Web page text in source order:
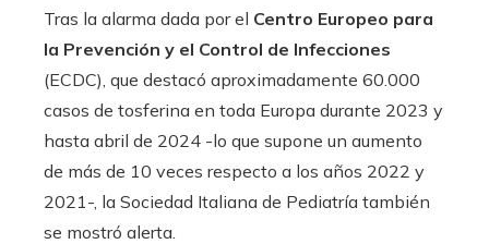
Tras la alarma dada por el Centro Europeo para
la Prevención y el Control de Infecciones
(ECDC), que destacó aproximadamente 60.000
casos de tosferina en toda Europa durante 2023 y
hasta abril de 2024 -lo que supone un aumento
de más de 10 veces respecto a los años 2022 y
2021-, la Sociedad Italiana de Pediatría también
se mostró alerta.